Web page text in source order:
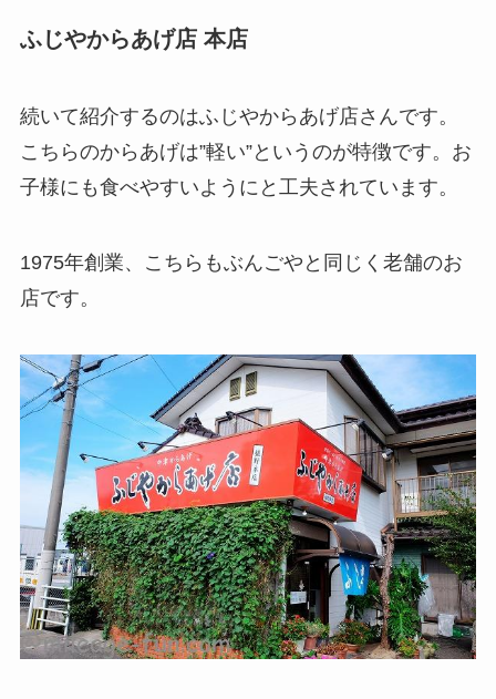
ふじやからあげ店 本店
続いて紹介するのはふじやからあげ店さんです。
こちらのからあげは”軽い”というのが特徴です。お
子様にも食べやすいようにと工夫されています。
1975年創業、こちらもぶんごやと同じく老舗のお
店です。